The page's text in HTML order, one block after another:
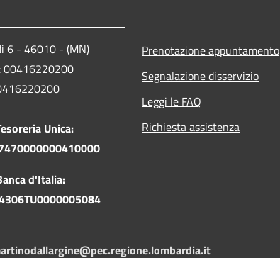
6 - 46010 - (MN)
00416220200
Unica:
d'Italia:
Prenotazione appuntamento
Segnalazione disservizio
Leggi le FAQ
Richiesta assistenza